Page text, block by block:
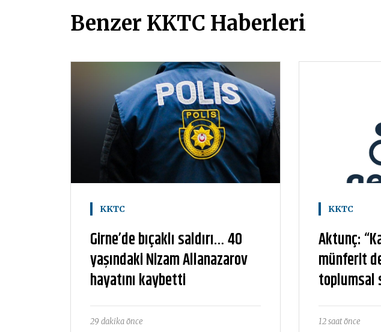
Benzer KKTC Haberleri
KKTC
Girne’de bıçaklı saldırı… 40
yaşındaki Nizam Allanazarov
hayatını kaybetti
29 dakika önce
KKTC
Aktunç:
münferit
toplumsal
12 saat önce